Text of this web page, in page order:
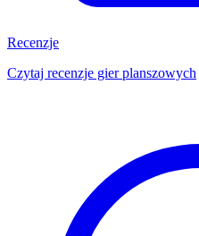
Recenzje
Czytaj recenzje gier planszowych